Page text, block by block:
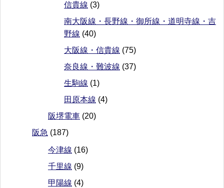
信貴線 (3)
南大阪線・長野線・御所線・道明寺線・吉
野線 (40)
大阪線・信貴線 (75)
奈良線・難波線 (37)
生駒線 (1)
田原本線 (4)
阪堺電車 (20)
阪急 (187)
今津線 (16)
千里線 (9)
甲陽線 (4)